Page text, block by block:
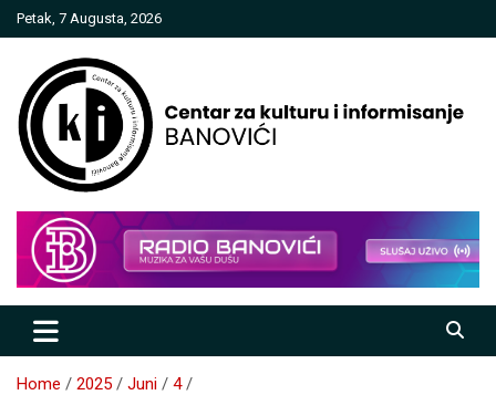
Skip
to
Petak, 7 Augusta, 2026
Centar za kulturu i informisanje
Banovići
Home 2025 Juni
4